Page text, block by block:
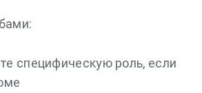
специфическую роль, если